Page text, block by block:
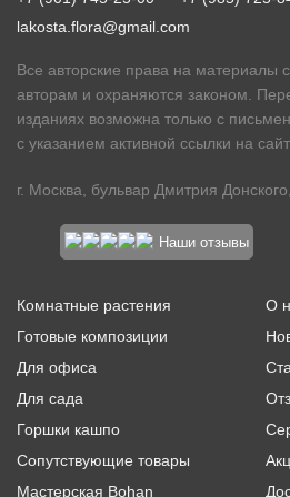
lakosta.flora@gmail.com
Все авторские права на материалы
авторам и охраняются законом.
изданиях возможна только с
с указанием активной ссылки на сайт
г. Москва, бульвар Дмитрия
Наши отзывы
Комнатные растения
Готовые композиции
Для офиса
Для сада
Горшки кашпо
Сопутствующие товары
Мастерская Bohan
О